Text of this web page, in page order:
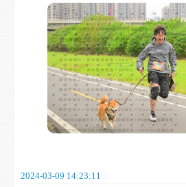
2024-03-09 14:23:11